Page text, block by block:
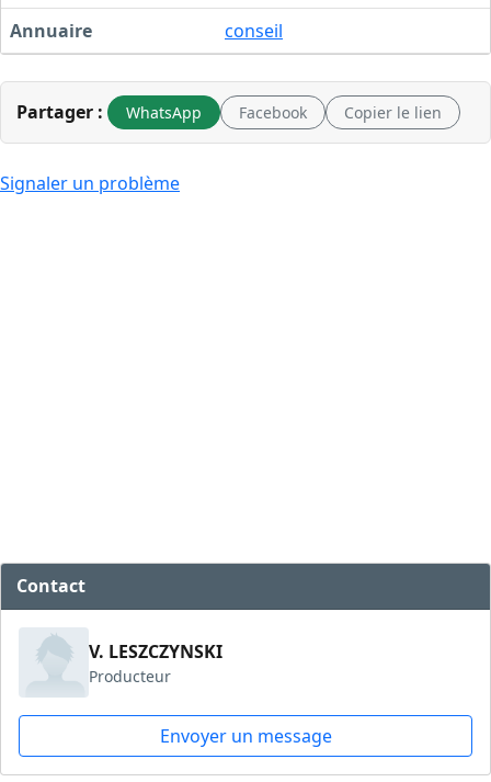
Annuaire
conseil
Partager : WhatsApp Facebook Copier le lien
Signaler un problème
Contact
V. LESZCZYNSKI
Producteur
Envoyer un message